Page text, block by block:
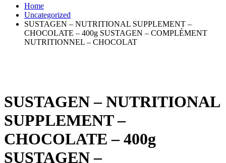
Home
Uncategorized
SUSTAGEN – NUTRITIONAL SUPPLEMENT –
CHOCOLATE – 400g SUSTAGEN – COMPLÉMENT
NUTRITIONNEL – CHOCOLAT
SUSTAGEN – NUTRITIONAL
SUPPLEMENT –
CHOCOLATE – 400g
SUSTAGEN –